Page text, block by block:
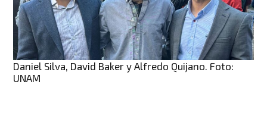
Daniel Silva, David Baker y Alfredo Quijano. Foto:
UNAM